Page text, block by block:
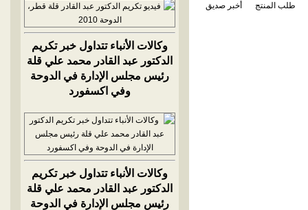
طلب المنتج أخبر صديق
وكالات الأنباء تتداول خبر تكريم
الدكتور عبد القادر محمد علي قلة
رئيس مجلس الإدارة في الدوحة
وفي اكسفورد
وكالات الأنباء تتداول خبر تكريم
الدكتور عبد القادر محمد علي قلة
رئيس مجلس الإدارة في الدوحة